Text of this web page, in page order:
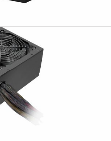
Thermaltake Power Supply TR2 S 700W